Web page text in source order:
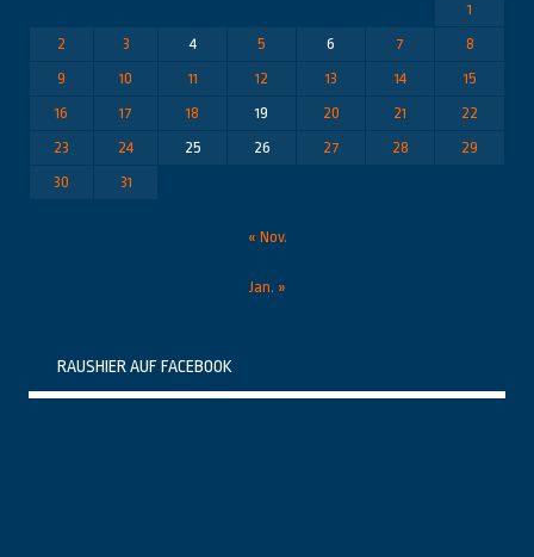
1
2
3 4 5 6 7
8
9
10 11 12 13 14
15
16
17 18 19 20 21
22
23
24 25 26 27 28
29
30
31
« Nov.
Jan. »
RAUSHIER AUF FACEBOOK